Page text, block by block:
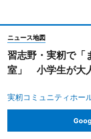
ニュース地図
習志野・実籾で「
室」 小学生が大
実籾コミュニティホー